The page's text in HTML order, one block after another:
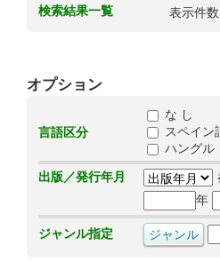
検索結果一覧 表示件数
オプション
言語区分
な し
スペイン
ハングル
出版／発行年月
年
ジャンル指定